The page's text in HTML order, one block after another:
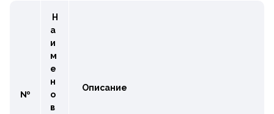
№
Н
а
и
м
е
н
о
в
Описание